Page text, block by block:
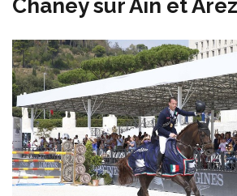
Chaney sur Ain et